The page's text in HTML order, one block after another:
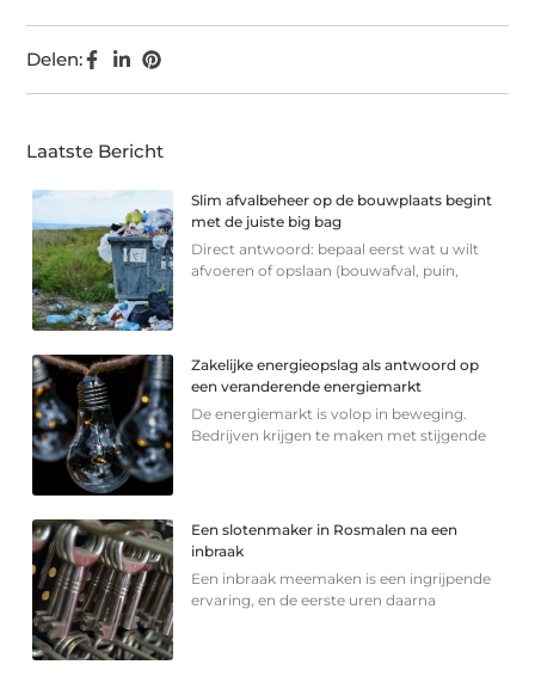
Delen:
Laatste Bericht
Slim afvalbeheer op de bouwplaats begint
met de juiste big bag
Direct antwoord: bepaal eerst wat u wilt
afvoeren of opslaan (bouwafval, puin,
Zakelijke energieopslag als antwoord op
een veranderende energiemarkt
De energiemarkt is volop in beweging.
Bedrijven krijgen te maken met stijgende
Een slotenmaker in Rosmalen na een
inbraak
Een inbraak meemaken is een ingrijpende
ervaring, en de eerste uren daarna